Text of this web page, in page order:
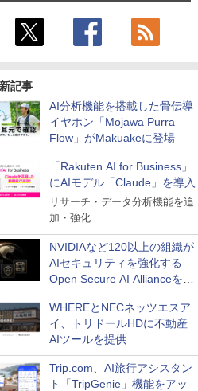
記事
AI分析機能を搭載した骨伝導
イヤホン「Mojawa Purra
Flow」がMakuakeに登場
「Rakuten AI for Business」
にAIモデル「Claude」を導入
リサーチ・データ分析機能を追
加・強化
NVIDIAなど120以上の組織が
AIセキュリティを強化する
Open Secure AI Allianceを設
立
WHEREとNECネッツエスア
イ、トリドールHDに不動産
AIツールを提供
Trip.com、AI旅行アシスタン
ト「TripGenie」機能をアッ